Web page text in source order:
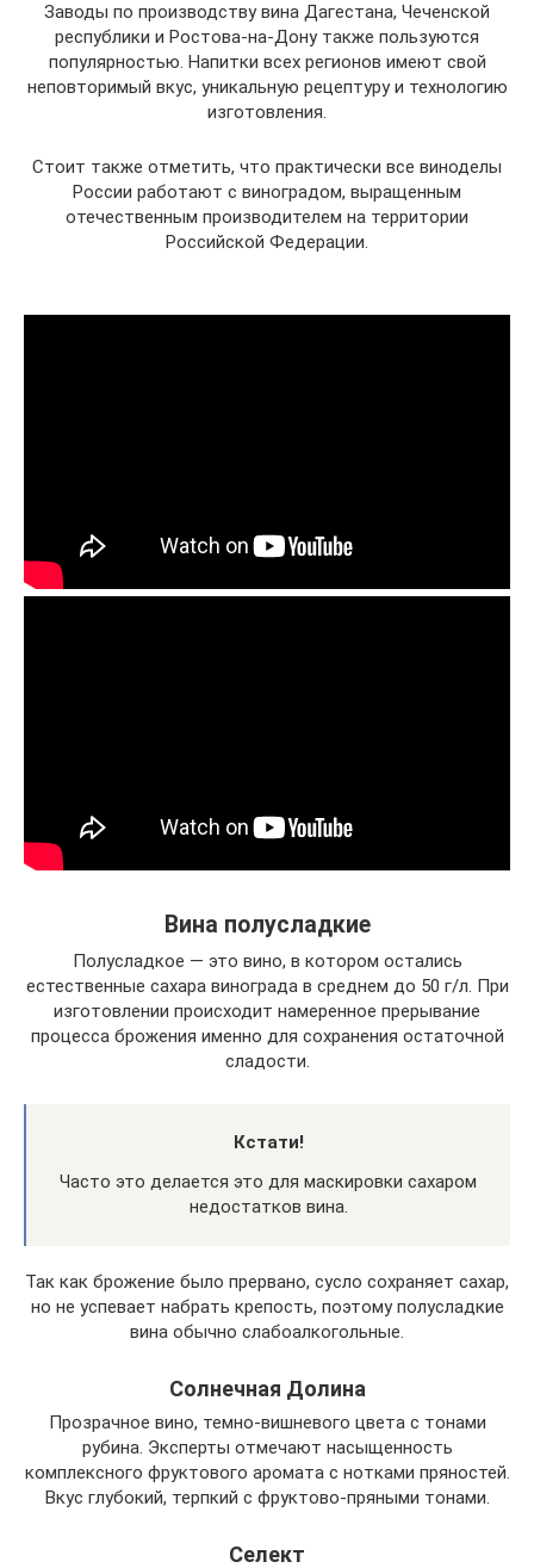
Заводы по производству вина Дагестана, Чеченской
республики и Ростова-на-Дону также пользуются
популярностью. Напитки всех регионов имеют свой
неповторимый вкус, уникальную рецептуру и технологию
изготовления.
Стоит также отметить, что практически все виноделы
России работают с виноградом, выращенным
отечественным производителем на территории
Российской Федерации.
Вина полусладкие
Полусладкое — это вино, в котором остались
естественные сахара винограда в среднем до 50 г/л. При
изготовлении происходит намеренное прерывание
процесса брожения именно для сохранения остаточной
сладости.
Кстати!
Часто это делается это для маскировки сахаром
недостатков вина.
Так как брожение было прервано, сусло сохраняет сахар,
но не успевает набрать крепость, поэтому полусладкие
вина обычно слабоалкогольные.
Солнечная Долина
Прозрачное вино, темно-вишневого цвета с тонами
рубина. Эксперты отмечают насыщенность
комплексного фруктового аромата с нотками пряностей.
Вкус глубокий, терпкий с фруктово-пряными тонами.
Селект